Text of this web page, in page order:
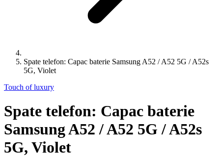
Spate telefon: Capac baterie Samsung A52 / A52 5G / A52s
5G, Violet
Touch of luxury
Spate telefon: Capac baterie
Samsung A52 / A52 5G / A52s
5G, Violet